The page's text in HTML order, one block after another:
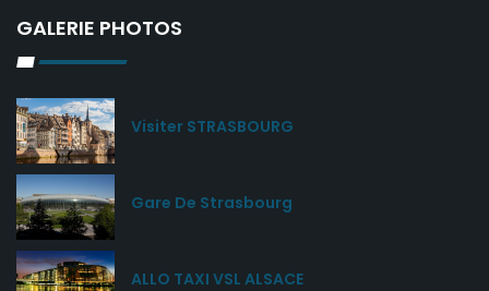
GALERIE PHOTOS
Visiter STRASBOURG
Gare De Strasbourg
ALLO TAXI VSL ALSACE